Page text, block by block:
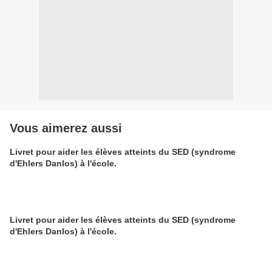
Vous aimerez aussi
Livret pour aider les élèves atteints du SED (syndrome
d'Ehlers Danlos) à l'école.
Livret pour aider les élèves atteints du SED (syndrome
d'Ehlers Danlos) à l'école.